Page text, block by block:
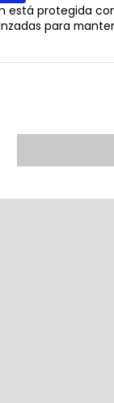
está protegida
para